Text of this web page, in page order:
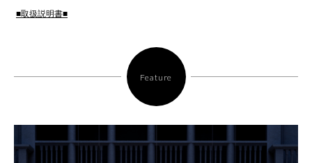
■取扱説明書■
Feature